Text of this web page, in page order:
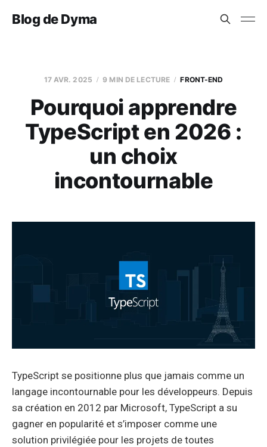
Blog de Dyma
17 AVR. 2025 9 MIN DE LECTURE FRONT-END
Pourquoi apprendre
TypeScript en 2026 :
un choix
incontournable
TypeScript se positionne plus que jamais comme un
langage incontournable pour les développeurs. Depuis
sa création en 2012 par Microsoft, TypeScript a su
gagner en popularité et s’imposer comme une
solution privilégiée pour les projets de toutes